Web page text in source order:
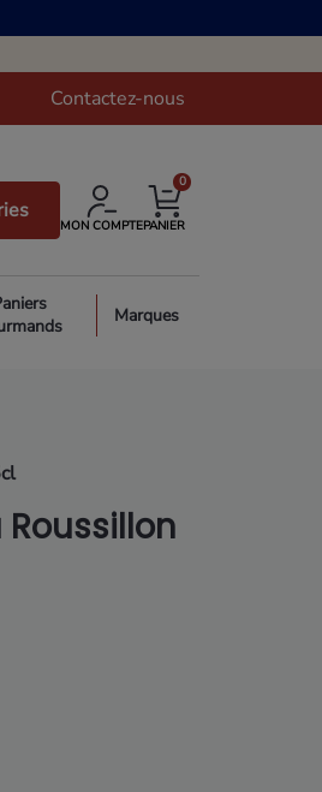
Contactez-nous
MON COMPTEPANIER
0
Marques